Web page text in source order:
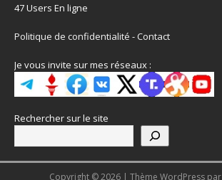
47 Users En ligne
Politique de confidentialité -Contact
Je vous invite sur mes réseaux :
Rechercher sur le site
Copyright © 2026 | Thème WordPress par